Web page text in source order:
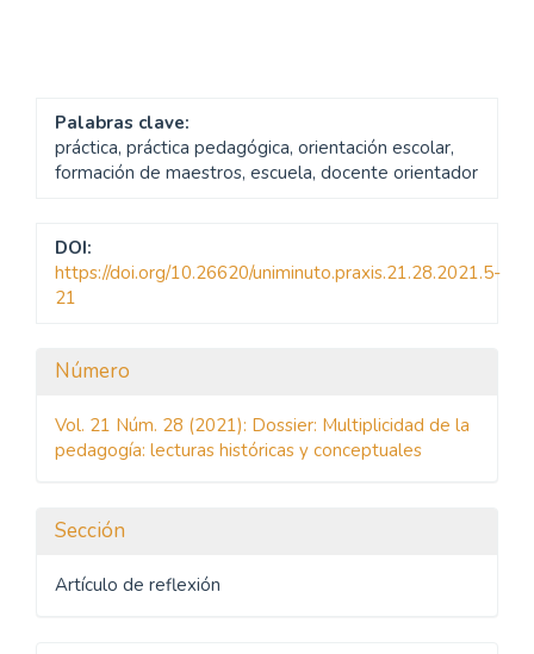
Palabras clave:
práctica, práctica pedagógica, orientación escolar,
formación de maestros, escuela, docente orientador
DOI:
https://doi.org/10.26620/uniminuto.praxis.21.28.2021.5-
21
Detalles
del
artículo
Número
Vol. 21 Núm. 28 (2021): Dossier: Multiplicidad de la
pedagogía: lecturas históricas y conceptuales
Sección
Artículo de reflexión